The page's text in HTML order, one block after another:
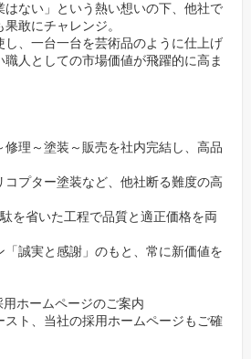
には、ベテラン先輩とのマンツーマン
ラムを用意。
を全額会社負担することで、さらに高
上を全面サポートします。
件超の施工実績を誇る当社の安定基
送会社をはじめとする300社以上の顧客
戦を後押し。
間近で学べる環境です。
ない」という熱い想いの下、他社で
敢にチャレンジ。
、一台一台を芸術品のように仕上げ
人としての市場価値が飛躍的に高ま
理～塗装～販売を社内完結し、高品
プター塗装など、他社断る難度の高
を省いた工程で品質と適正価格を両
誠実と感謝」のもと、常に新価値を
ホームページのご案内
ト、当社の採用ホームページもご確